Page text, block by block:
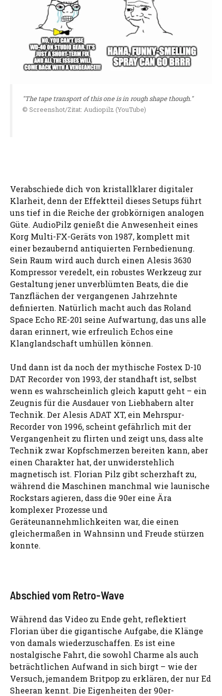
"The tape transport of this one is in rough shape though."
© Screenshot/Zitat: Audiopilz (YouTube)
Verabschiede dich von kristallklarer digitaler
Klarheit, denn der Effektteil dieses Setups führt
uns tief in die Reiche der grobkörnigen analogen
Güte. AudioPilz genießt die Anwesenheit eines
Korg Multi-FX-Geräts von 1987, komplett mit
einer bezaubernd antiquierten Fernbedienung.
Sein Raum wird auch durch einen Alesis 3630
Kompressor veredelt, ein robustes Werkzeug zur
Gestaltung jener unverblümten Beats, die die
Tanzflächen der vergangenen Jahrzehnte
definierten. Natürlich macht auch das Roland
Space Echo RE-201 seine Aufwartung, das uns alle
daran erinnert, wie erfreulich Echos eine
Klanglandschaft umhüllen können.
Und dann ist da noch der mythische Fostex D-10
DAT Recorder von 1993, der standhaft ist, selbst
wenn es wahrscheinlich gleich kaputt geht – ein
Zeugnis für die Ausdauer von Liebhabern alter
Technik. Der Alesis ADAT XT, ein Mehrspur-
Recorder von 1996, scheint gefährlich mit der
Vergangenheit zu flirten und zeigt uns, dass alte
Technik zwar Kopfschmerzen bereiten kann, aber
einen Charakter hat, der unwiderstehlich
magnetisch ist. Florian Pilz gibt scherzhaft zu,
während die Maschinen manchmal wie launische
Rockstars agieren, dass die 90er eine Ära
komplexer Prozesse und
Geräteunannehmlichkeiten war, die einen
gleichermaßen in Wahnsinn und Freude stürzen
konnte.
Abschied vom Retro-Wave
Während das Video zu Ende geht, reflektiert
Florian über die gigantische Aufgabe, die Klänge
von damals wiederzuschaffen. Es ist eine
nostalgische Fahrt, die sowohl Charme als auch
beträchtlichen Aufwand in sich birgt – wie der
Versuch, jemandem Britpop zu erklären, der nur Ed
Sheeran kennt. Die Eigenheiten der 90er-